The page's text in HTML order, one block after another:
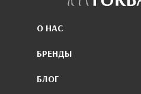
О НАС
БРЕНДЫ
БЛОГ